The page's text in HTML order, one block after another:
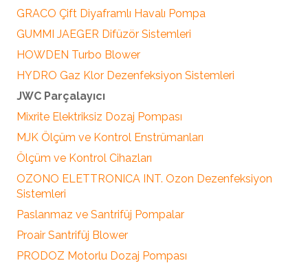
GRACO Çift Diyaframlı Havalı Pompa
GUMMI JAEGER Difüzör Sistemleri
HOWDEN Turbo Blower
HYDRO Gaz Klor Dezenfeksiyon Sistemleri
JWC Parçalayıcı
Mixrite Elektriksiz Dozaj Pompası
MJK Ölçüm ve Kontrol Enstrümanları
Ölçüm ve Kontrol Cihazları
OZONO ELETTRONICA INT. Ozon Dezenfeksiyon
Sistemleri
Paslanmaz ve Santrifüj Pompalar
Proair Santrifüj Blower
PRODOZ Motorlu Dozaj Pompası